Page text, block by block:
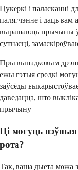
Цукеркі і паласканні
палягчэнне і даць вам
вырашаюць прычыны
сутнасці,
Пры выпадковым
ежы гэтыя сродкі
заўсёды
даведацца, што
прычыну.
Ці могуць
рота?
Так, ваша дыета можа